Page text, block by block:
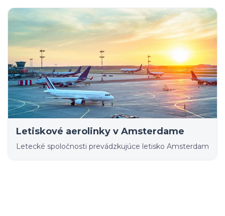
Letiskové aerolinky v Amsterdame
Letecké spoločnosti prevádzkujúce letisko Amsterdam